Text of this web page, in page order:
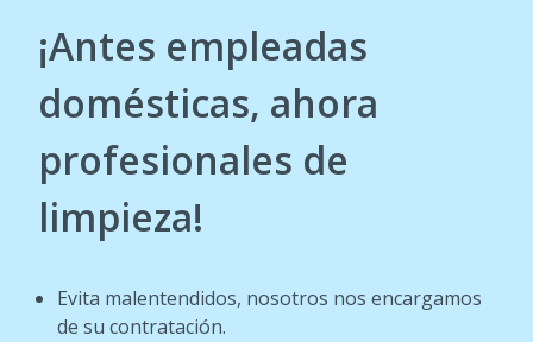
¡Antes empleadas
domésticas, ahora
profesionales de
limpieza!
Evita malentendidos, nosotros nos encargamos
de su contratación.